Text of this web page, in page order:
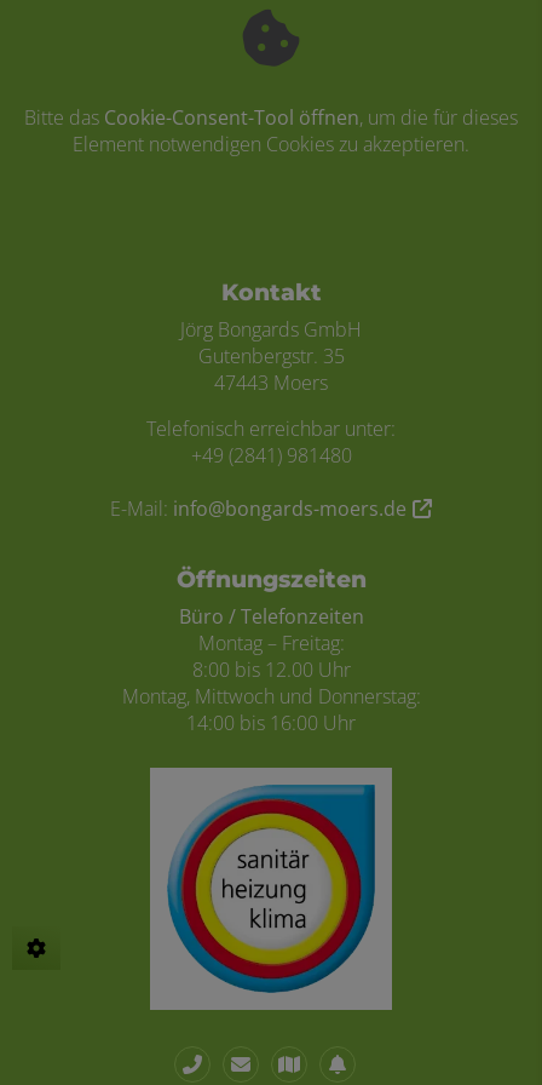
Bitte das Cookie-Consent-Tool öffnen, um die für dieses
Element notwendigen Cookies zu akzeptieren.
Footer - Kontaktdaten und
Kontakt
Jörg Bongards GmbH
Gutenbergstr. 35
47443 Moers
Telefonisch erreichbar unter:
+49 (2841) 981480
E-Mail: info@bongards-moers.de
Öffnungszeiten
Büro / Telefonzeiten
Montag – Freitag:
8:00 bis 12.00 Uhr
Montag, Mittwoch und Donnerstag:
14:00 bis 16:00 Uhr